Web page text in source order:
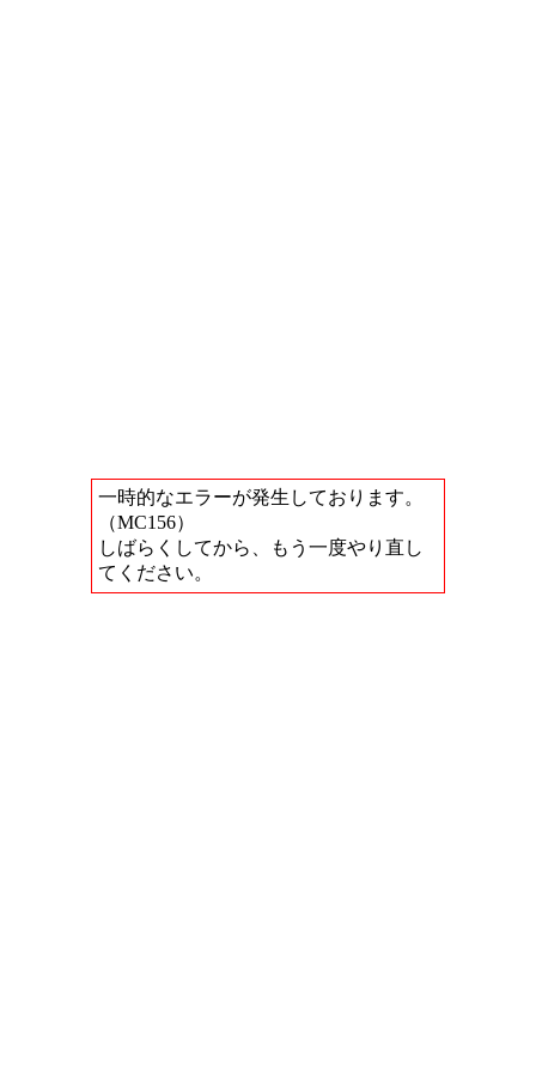
一時的なエラーが発生しております。
（MC156）
しばらくしてから、もう一度やり直し
てください。